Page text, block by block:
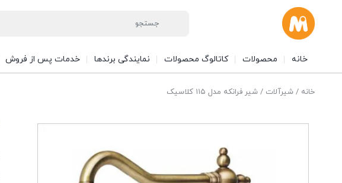
خانه محصولات کاتالوگ محصولات نمایندگی برندها خدمات پس از فروش
خانه /شیرآلات / شیر فرانکه مدل ۱۱۵ کلاسیک